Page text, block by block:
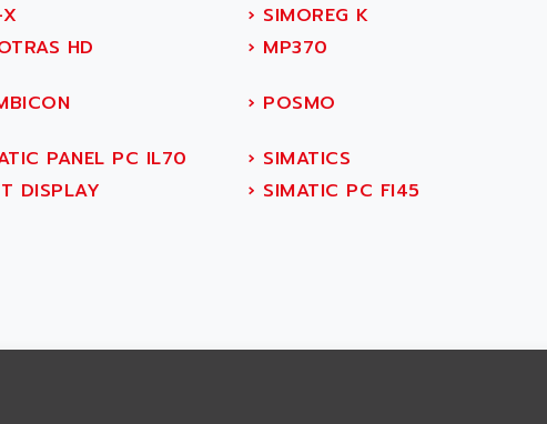
› SIMOREG K
HD › MP370
› POSMO
PANEL PC IL70 › SIMATICS
DISPLAY › SIMATIC PC FI45